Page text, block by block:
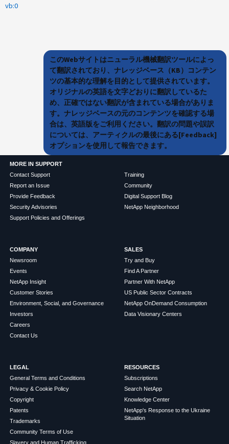
vb:0
このWebサイトはニューラル機械翻訳ツールによっ
て翻訳されており、ナレッジベース（KB）コンテン
ツの基本的な理解を目的として提供されています。
オリジナルの英語を文字どおりに翻訳しているた
め、正確ではない翻訳が含まれている場合がありま
す。ナレッジベースの元のコンテンツを確認する場
合は、英語版をご利用ください。翻訳の問題や誤訳
については、アーティクルの最後にある[Feedback]
オプションを使用して報告できます。
MORE IN SUPPORT
Contact Support
Report an Issue
Provide Feedback
Security Advisories
Support Policies and Offerings
Training
Community
Digital Support Blog
NetApp Neighborhood
COMPANY
Newsroom
Events
NetApp Insight
Customer Stories
Environment, Social, and Governance
Investors
Careers
Contact Us
SALES
Try and Buy
Find A Partner
Partner With NetApp
US Public Sector Contracts
NetApp OnDemand Consumption
Data Visionary Centers
LEGAL
General Terms and Conditions
Privacy & Cookie Policy
Copyright
Patents
Trademarks
Community Terms of Use
Slavery and Human Trafficking
RESOURCES
Subscriptions
Search NetApp
Knowledge Center
NetApp's Response to the Ukraine
Situation